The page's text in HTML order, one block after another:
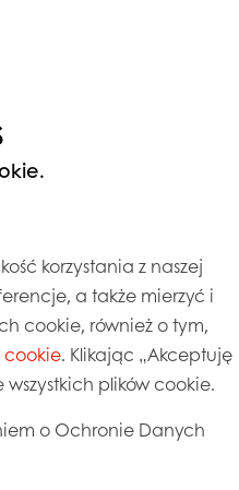
korzystania z naszej
a także mierzyć i
cookie, również o tym,
cookie. Klikając „Akceptuję
plików cookie.
o Ochronie Danych